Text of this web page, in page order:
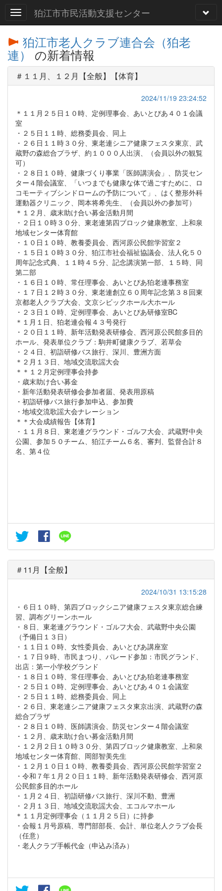
狛江市市民活動支援センター
狛江市老人クラブ連合会（狛老
連） の新着情報
＃１１月、１２月【全般】【体育】
2024/11/19 23:24:52
＊１１月２５日１０時、定例理事会、あいとぴあ４０１会議
室
・２５日１１時、総務委員会、同上
・２６日１１時３０分、東老連シニア健康フェスタ東京、武
蔵野の森総合プラザ、約１０００人出演、（会員以外の観覧
可）
・２８日１０時、健康づくり事業「医師講演会」、防災セン
ター４階会議室、「いつまでも健康な体で過ごすために、ロ
コモーティブシンドロームの予防について」、はく整形外科
運動器クリニック、岡本将希先生、（会員以外の参加可）
＊１２月、歳末助け合い募金活動月間
・２日１０時３０分、東老連第四ブロック健康教室、上和泉
地域センター体育館
・１０日１０時、教養委員会、西河原公民館学習室２
・１５日１０時３０分、狛江市社会福祉協議会、法人化５０
周年記念式典、１１時４５分、記念講演第一部、１５時、同
第二部
・１６日１０時、常任理事会、あいとぴあ狛老連事務室
・１７日１２時３０分、東老連創立６０周年記念第３８回東
京都老人クラブ大会、文京シビックホール大ホール
・２３日１０時、定例理事会、あいとぴあ研修室BC
＊１月１日、狛老連会報４３号発行
・２０日１１時、新年活動発表研修会、西河原公民館多目的
ホール、発表単位クラブ：駒井町健康クラブ、若草会
・２４日、初詣研修バス旅行、深川、豊洲方面
＊２月１３日、地域交流歌謡大会
＊＊１２月定例理事会持参
・歳末助け合い募金
・新年活動発表研修会参加者届、発表用原稿
・初詣研修バス旅行参加申込、参加費
・地域交流歌謡大会ナレーション
＊＊大会成績報告【体育】
・１１月８日、東老連グラウンド・ゴルフ大会、武蔵野中央
公園、参加５０チーム、狛江チーム６名、審判、監督合計８
名、第４位
＃11月【全般】
2024/10/31 13:15:28
・６日１０時、第四ブロックシニア健康フェスタ東京総合練
習、調布グリーンホール
・８日、東老連グラウンド・ゴルフ大会、武蔵野中央公園
（予備日１３日）
・１１日１０時、女性委員会、あいとぴあ講座室
・１７日９時、市民まつり、パレード参加：市民グランド、
出店：第一小学校グランド
・１８日１０時、常任理事会、あいとぴあ狛老連事務室
・２５日１０時、定例理事会、あいとぴあ４０１会議室
・２５日１１時、総務委員会、同上
・２６日、東老連シニア健康フェスタ東京出演、武蔵野の森
総合プラザ
・２８日１０時、医師講演会、防災センター４階会議室
・１２月、歳末助け合い募金活動月間
・１２月２日１０時３０分、第四ブロック健康教室、上和泉
地域センター体育館、岡部智美先生
・１２月１０日１０時、教養委員会、西河原公民館学習室２
・令和７年１月２０日１１時、新年活動発表研修会、西河原
公民館多目的ホール
・１月２４日、初詣研修バス旅行、深川不動、豊洲
・２月１３日、地域交流歌謡大会、エコルマホール
＊１１月定例理事会（１１月２５日）に持参
・会報１月号原稿、専門部部長、会計、単位老人クラブ会長
（任意）
・老人クラブ手帳代金（申込み済み）